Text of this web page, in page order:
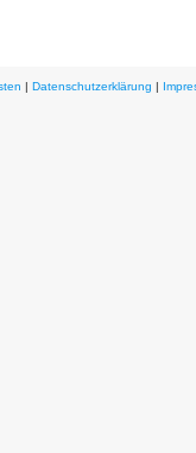
| Datenschutzerklärung |